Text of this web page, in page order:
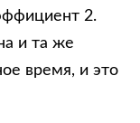
2.
и та же
время, и это